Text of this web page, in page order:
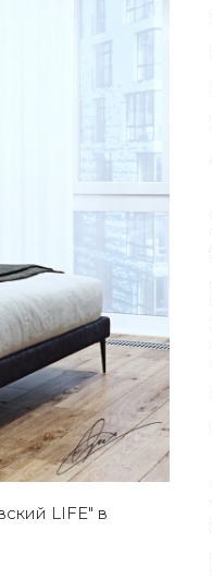
LIFE" в